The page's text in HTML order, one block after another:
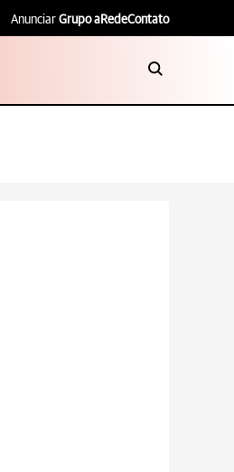
Anunciar Grupo aRedeContato